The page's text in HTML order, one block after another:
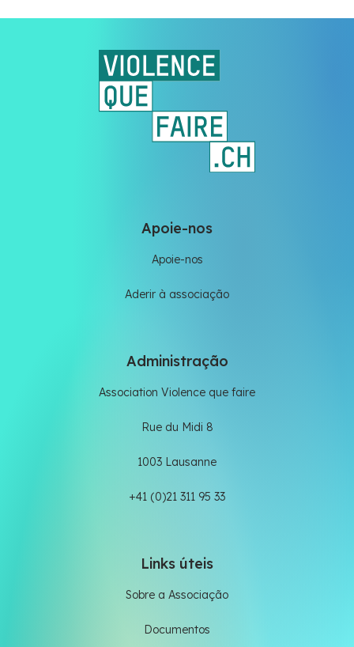
Apoie-nos
Apoie-nos
Aderir à associação
Administração
Association Violence que faire
Rue du Midi 8
1003 Lausanne
+41 (0)21 311 95 33
Links úteis
Sobre a Associação
Documentos